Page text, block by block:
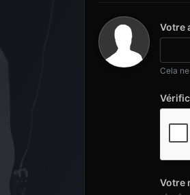
Votre
Cela
Votre